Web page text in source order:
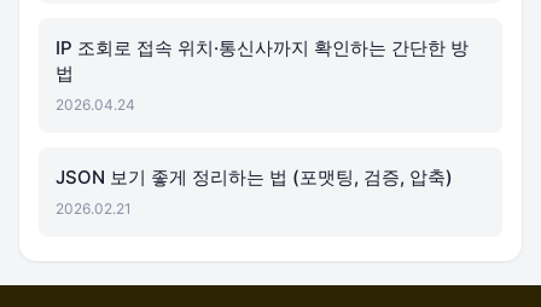
IP 조회로 접속 위치·통신사까지 확인하는 간단한 방
법
2026.04.24
JSON 보기 좋게 정리하는 법 (포맷팅, 검증, 압축)
2026.02.21